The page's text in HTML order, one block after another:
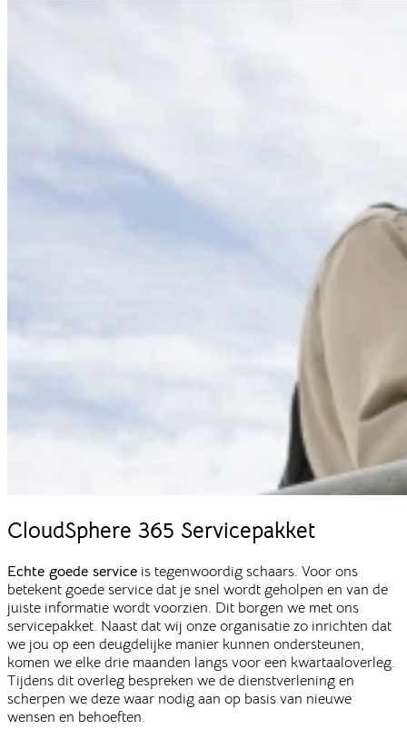
CloudSphere 365 Servicepakket
Echte goede service is tegenwoordig schaars. Voor ons
betekent goede service dat je snel wordt geholpen en van de
juiste informatie wordt voorzien. Dit borgen we met ons
servicepakket. Naast dat wij onze organisatie zo inrichten dat
we jou op een deugdelijke manier kunnen ondersteunen,
komen we elke drie maanden langs voor een kwartaaloverleg.
Tijdens dit overleg bespreken we de dienstverlening en
scherpen we deze waar nodig aan op basis van nieuwe
wensen en behoeften.